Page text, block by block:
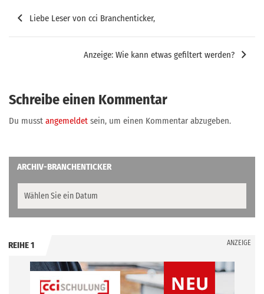
Beitragsnavigation
Liebe Leser von cci Branchenticker,
Anzeige: Wie kann etwas gefiltert werden?
Schreibe einen Kommentar
Du musst angemeldet sein, um einen Kommentar abzugeben.
ARCHIV-BRANCHENTICKER
REIHE 1 ANZEIGE